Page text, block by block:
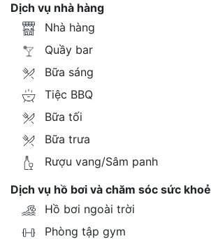
Dịch vụ nhà hàng
Nhà hàng
Quầy bar
Bữa sáng
Tiệc BBQ
Bữa tối
Bữa trưa
Rượu vang/Sâm panh
Dịch vụ hồ bơi và chăm sóc sức khoẻ
Hồ bơi ngoài trời
Phòng tập gym